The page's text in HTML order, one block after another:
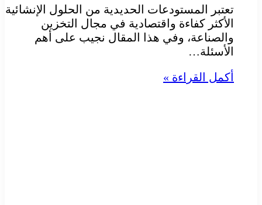
تعتبر المستودعات الحديدية من الحلول الإنشائية
الأكثر كفاءة واقتصادية في مجال التخزين
والصناعة، وفي هذا المقال نجيب على أهم
الأسئلة…
أكمل القراءة »